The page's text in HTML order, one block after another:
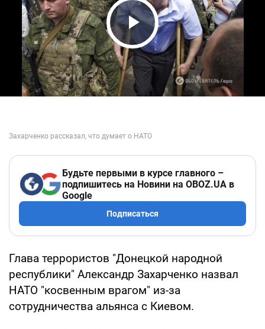
Play Video
Будьте первыми в курсе главного –
подпишитесь на Новини на OBOZ.UA в
Google
Подписаться
Глава террористов "Донецкой народной
республики" Александр Захарченко назвал
НАТО "косвенным врагом" из-за
сотрудничества альянса с Киевом.